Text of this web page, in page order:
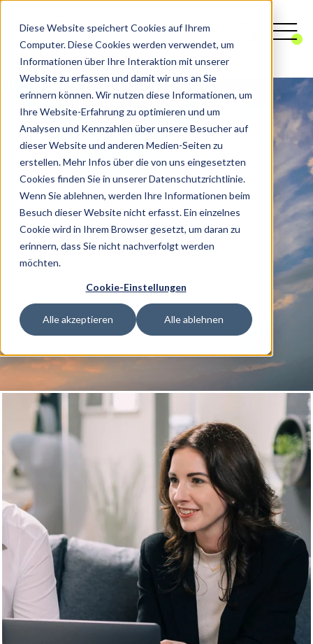
Diese Website speichert Cookies auf Ihrem
Computer. Diese Cookies werden verwendet, um
Informationen über Ihre Interaktion mit unserer
Website zu erfassen und damit wir uns an Sie
erinnern können. Wir nutzen diese Informationen, um
Ihre Website-Erfahrung zu optimieren und um
Analysen und Kennzahlen über unsere Besucher auf
dieser Website und anderen Medien-Seiten zu
erstellen. Mehr Infos über die von uns eingesetzten
Cookies finden Sie in unserer Datenschutzrichtlinie.
Wenn Sie ablehnen, werden Ihre Informationen beim
Besuch dieser Website nicht erfasst. Ein einzelnes
Cookie wird in Ihrem Browser gesetzt, um daran zu
erinnern, dass Sie nicht nachverfolgt werden
möchten.
Cookie-Einstellungen
Alle akzeptieren Alle ablehnen
25+ Jahre Erfahrung, 160 Mitarbeitende in 3
Agentur für digitale
Sichtbarkeit
Eine starke digitale Präsenz ist kein einmaliges Projekt –
sie ist ein kontinuierlicher Prozess.
Wir helfen Ihnen dabei,
I hre digitale Infrastruktur aufzubauen,Inhalte
auszurichten
Ihre Sichtbarkeit über Suchmaschinen,
KI-Plattformen und digitale Kanäle messbar zu steigern.